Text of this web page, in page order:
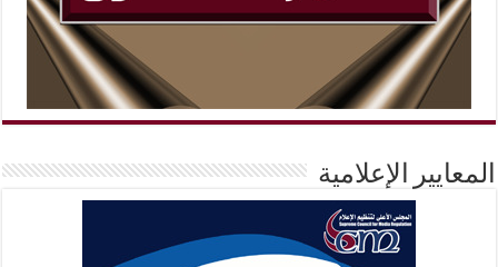
المعايير الإعلامية